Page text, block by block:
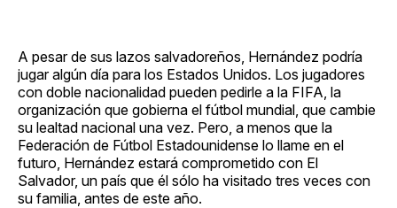
A pesar de sus lazos salvadoreños, Hernández podría
jugar algún día para los Estados Unidos. Los jugadores
con doble nacionalidad pueden pedirle a la FIFA, la
organización que gobierna el fútbol mundial, que cambie
su lealtad nacional una vez. Pero, a menos que la
Federación de Fútbol Estadounidense lo llame en el
futuro, Hernández estará comprometido con El
Salvador, un país que él sólo ha visitado tres veces con
su familia, antes de este año.